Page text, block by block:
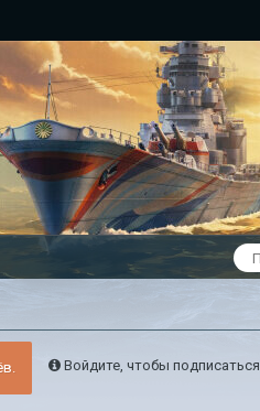
Войдите, чтобы подписаться